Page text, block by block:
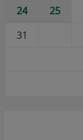
24
25
31